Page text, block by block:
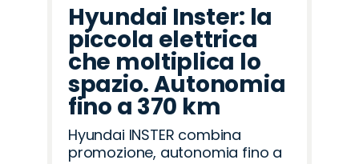
Hyundai Inster: la
piccola elettrica
che moltiplica lo
spazio. Autonomia
fino a 370 km
Hyundai INSTER combina
promozione, autonomia fino a